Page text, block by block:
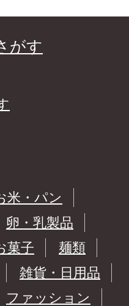
がす
米・パン
卵・乳製品
菓子
麺類
雑貨・日用品
ファッション